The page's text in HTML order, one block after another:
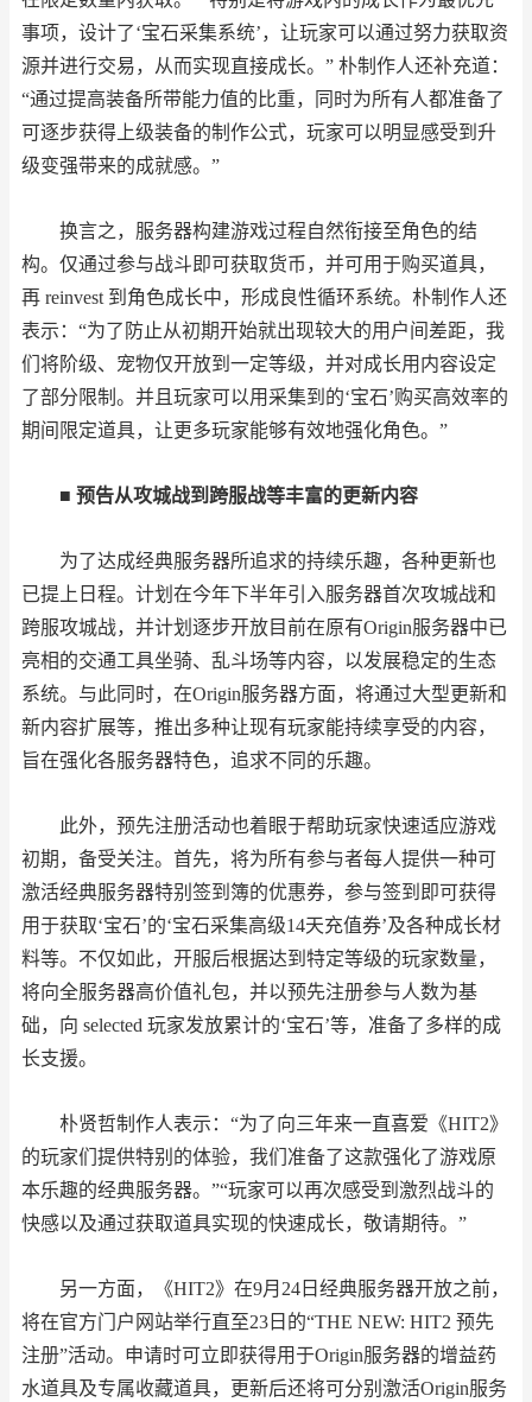
事项，设计了‘宝石采集系统’，让玩家可以通过努力获取资
源并进行交易，从而实现直接成长。” 朴制作人还补充道：
“通过提高装备所带能力值的比重，同时为所有人都准备了
可逐步获得上级装备的制作公式，玩家可以明显感受到升
级变强带来的成就感。”
换言之，服务器构建游戏过程自然衔接至角色的结
构。仅通过参与战斗即可获取货币，并可用于购买道具，
再 reinvest 到角色成长中，形成良性循环系统。朴制作人还
表示：“为了防止从初期开始就出现较大的用户间差距，我
们将阶级、宠物仅开放到一定等级，并对成长用内容设定
了部分限制。并且玩家可以用采集到的‘宝石’购买高效率的
期间限定道具，让更多玩家能够有效地强化角色。”
■ 预告从攻城战到跨服战等丰富的更新内容
为了达成经典服务器所追求的持续乐趣，各种更新也
已提上日程。计划在今年下半年引入服务器首次攻城战和
跨服攻城战，并计划逐步开放目前在原有Origin服务器中已
亮相的交通工具坐骑、乱斗场等内容，以发展稳定的生态
系统。与此同时，在Origin服务器方面，将通过大型更新和
新内容扩展等，推出多种让现有玩家能持续享受的内容，
旨在强化各服务器特色，追求不同的乐趣。
此外，预先注册活动也着眼于帮助玩家快速适应游戏
初期，备受关注。首先，将为所有参与者每人提供一种可
激活经典服务器特别签到簿的优惠券，参与签到即可获得
用于获取‘宝石’的‘宝石采集高级14天充值券’及各种成长材
料等。不仅如此，开服后根据达到特定等级的玩家数量，
将向全服务器高价值礼包，并以预先注册参与人数为基
础，向 selected 玩家发放累计的‘宝石’等，准备了多样的成
长支援。
朴贤哲制作人表示：“为了向三年来一直喜爱《HIT2》
的玩家们提供特别的体验，我们准备了这款强化了游戏原
本乐趣的经典服务器。”“玩家可以再次感受到激烈战斗的
快感以及通过获取道具实现的快速成长，敬请期待。”
另一方面，《HIT2》在9月24日经典服务器开放之前，
将在官方门户网站举行直至23日的“THE NEW: HIT2 预先
注册”活动。申请时可立即获得用于Origin服务器的增益药
水道具及专属收藏道具，更新后还将可分别激活Origin服务